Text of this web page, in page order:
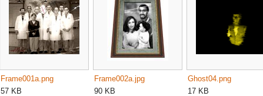
Frame001a.png
57 KB
Frame002a.jpg
90 KB
Ghost04.png
17 KB